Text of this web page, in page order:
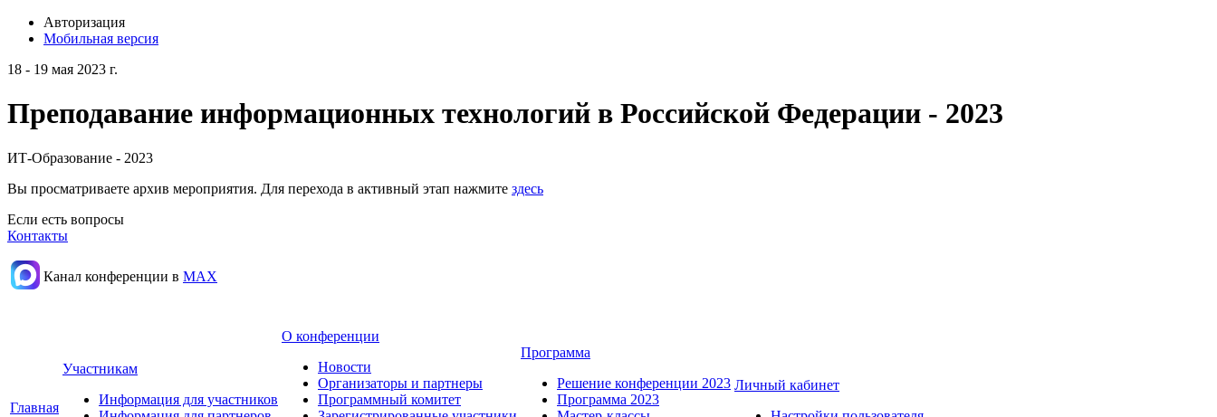
Авторизация
Мобильная версия
18 - 19 мая 2023 г.
Преподавание информационных технологий в Российской Федерации - 2023
ИТ-Образование - 2023
Вы просматриваете архив мероприятия. Для перехода в активный этап нажмите здесь
Если есть вопросы
Контакты
Канал конференции в МАХ
Главная
Участникам
Информация для участников
О конференции
Новости
Организаторы и партнеры
Программный комитет
Программа
Решение конференции 2023
Программа 2023
Личный кабинет